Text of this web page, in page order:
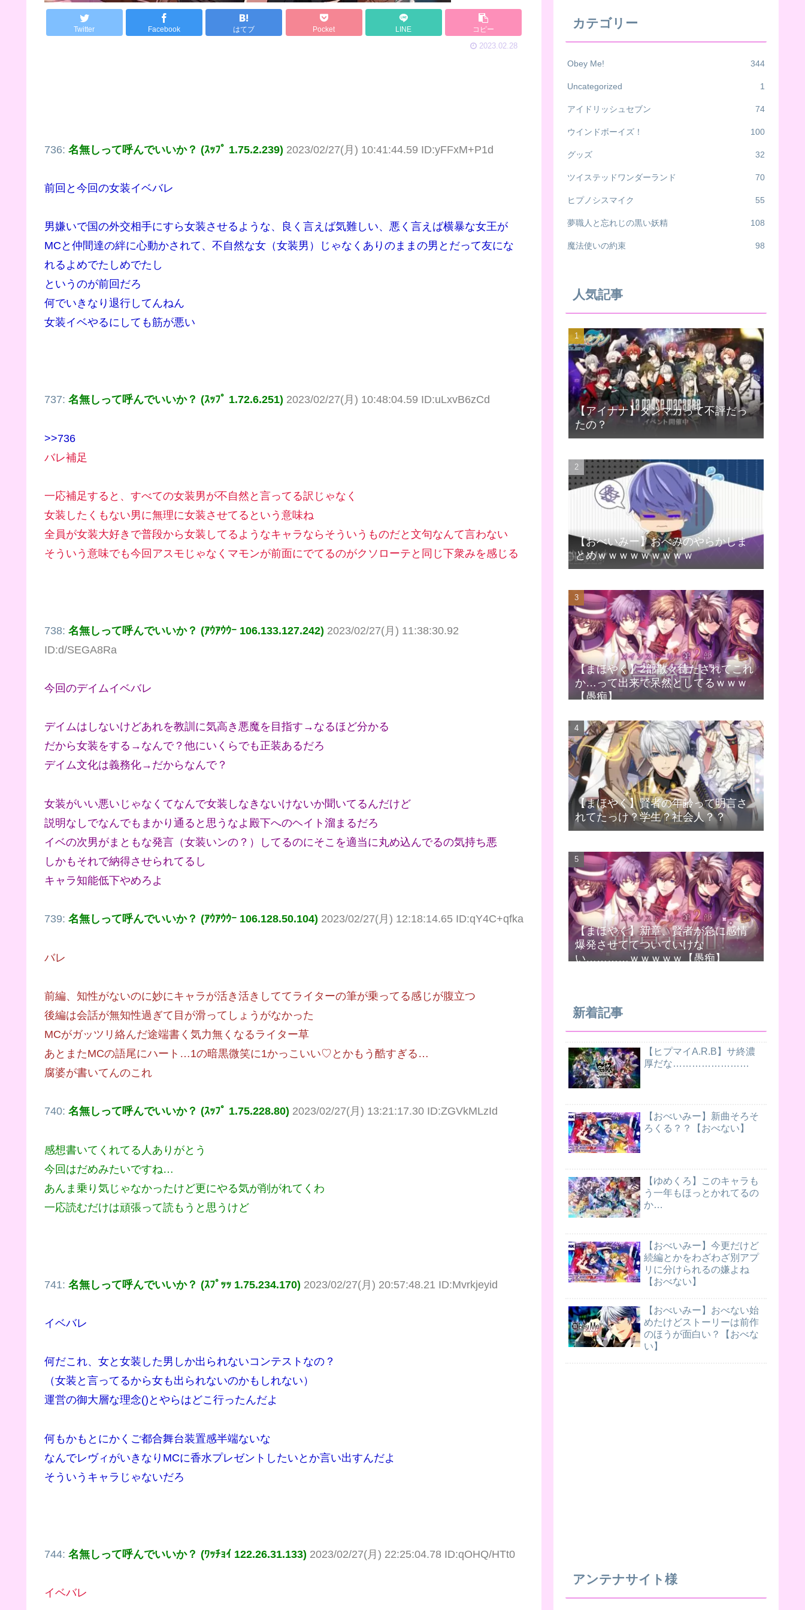
Twitter Facebook はてブ Pocket LINE コピー
2023.02.28
736: 名無しって呼んでいいか？ (ｽｯﾌﾟ 1.75.2.239) 2023/02/27(月) 10:41:44.59 ID:yFFxM+P1d
前回と今回の女装イベバレ
男嫌いで国の外交相手にすら女装させるような、良く言えば気難しい、悪く言えば横暴な女王が
MCと仲間達の絆に心動かされて、不自然な女（女装男）じゃなくありのままの男とだって友にな
れるよめでたしめでたし
というのが前回だろ
何でいきなり退行してんねん
女装イベやるにしても筋が悪い
737: 名無しって呼んでいいか？ (ｽｯﾌﾟ 1.72.6.251) 2023/02/27(月) 10:48:04.59 ID:uLxvB6zCd
>>736
バレ補足
一応補足すると、すべての女装男が不自然と言ってる訳じゃなく
女装したくもない男に無理に女装させてるという意味ね
全員が女装大好きで普段から女装してるようなキャラならそういうものだと文句なんて言わない
そういう意味でも今回アスモじゃなくマモンが前面にでてるのがクソローテと同じ下衆みを感じる
738: 名無しって呼んでいいか？ (ｱｳｱｳｳｰ 106.133.127.242) 2023/02/27(月) 11:38:30.92
ID:d/SEGA8Ra
今回のデイムイベバレ
デイムはしないけどあれを教訓に気高き悪魔を目指す→なるほど分かる
だから女装をする→なんで？他にいくらでも正装あるだろ
デイム文化は義務化→だからなんで？
女装がいい悪いじゃなくてなんで女装しなきないけないか聞いてるんだけど
説明なしでなんでもまかり通ると思うなよ殿下へのヘイト溜まるだろ
イベの次男がまともな発言（女装いンの？）してるのにそこを適当に丸め込んでるの気持ち悪
しかもそれで納得させられてるし
キャラ知能低下やめろよ
739: 名無しって呼んでいいか？ (ｱｳｱｳｳｰ 106.128.50.104) 2023/02/27(月) 12:18:14.65 ID:qY4C+qfka
バレ
前編、知性がないのに妙にキャラが活き活きしててライターの筆が乗ってる感じが腹立つ
後編は会話が無知性過ぎて目が滑ってしょうがなかった
MCがガッツリ絡んだ途端書く気力無くなるライター草
あとまたMCの語尾にハート…1の暗黒微笑に1かっこいい♡とかもう酷すぎる…
腐婆が書いてんのこれ
740: 名無しって呼んでいいか？ (ｽｯﾌﾟ 1.75.228.80) 2023/02/27(月) 13:21:17.30 ID:ZGVkMLzId
感想書いてくれてる人ありがとう
今回はだめみたいですね…
あんま乗り気じゃなかったけど更にやる気が削がれてくわ
一応読むだけは頑張って読もうと思うけど
741: 名無しって呼んでいいか？ (ｽﾌﾟｯｯ 1.75.234.170) 2023/02/27(月) 20:57:48.21 ID:Mvrkjeyid
イベバレ
何だこれ、女と女装した男しか出られないコンテストなの？
（女装と言ってるから女も出られないのかもしれない）
運営の御大層な理念()とやらはどこ行ったんだよ
何もかもとにかくご都合舞台装置感半端ないな
なんでレヴィがいきなりMCに香水プレゼントしたいとか言い出すんだよ
そういうキャラじゃないだろ
744: 名無しって呼んでいいか？ (ﾜｯﾁｮｲ 122.26.31.133) 2023/02/27(月) 22:25:04.78 ID:qOHQ/HTt0
イベバレ
カテゴリー
Obey Me! 344
Uncategorized 1
アイドリッシュセブン 74
ウインドボーイズ！ 100
グッズ 32
ツイステッドワンダーランド 70
ヒプノシスマイク 55
夢職人と忘れじの黒い妖精 108
魔法使いの約束 98
人気記事
【アイナナ】ダンマカって不評だっ
たの？
【おべいみー】おべみのやらかしま
とめｗｗｗｗｗｗｗｗｗ
【まほやく】2部散々待たされてこれ
か…って出来で呆然としてるｗｗｗ
【愚痴】
【まほやく】賢者の年齢って明言さ
れてたっけ？学生？社会人？？
【まほやく】新章、賢者が急に感情
爆発させててついていけな
い…………ｗｗｗｗｗ【愚痴】
新着記事
【ヒプマイA.R.B】サ終濃
厚だな……………………
【おべいみー】新曲そろそ
ろくる？？【おべない】
【ゆめくろ】このキャラも
う一年もほっとかれてるの
か…
【おべいみー】今更だけど
続編とかをわざわざ別アプ
リに分けられるの嫌よね
【おべない】
【おべいみー】おべない始
めたけどストーリーは前作
のほうが面白い？【おべな
い】
アンテナサイト様